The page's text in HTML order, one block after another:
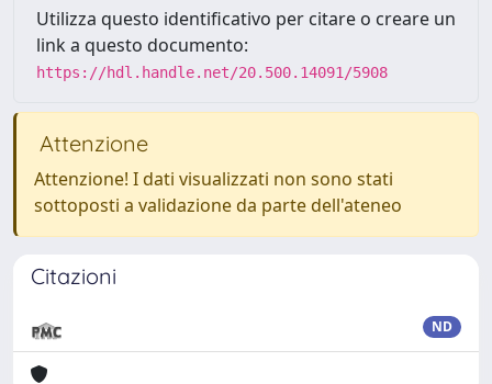
Utilizza questo identificativo per citare o creare un
link a questo documento:
https://hdl.handle.net/20.500.14091/5908
Attenzione
Attenzione! I dati visualizzati non sono stati
sottoposti a validazione da parte dell'ateneo
Citazioni
ND